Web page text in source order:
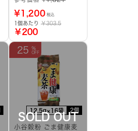
¥1,200 税込
1個あたり ￥303.5
￥200
12.5g×16袋 2個
25
小谷穀粉 ごま健康麦